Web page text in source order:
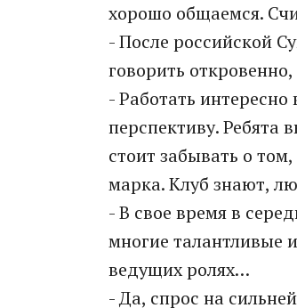
хорошо общаемся.
- После российской
говорить
- Работать
перспективу.
стоит забывать о
марка. Клуб знают,
- В свое время в
многие талантливые
ведущих ролях…
- Да, спрос на